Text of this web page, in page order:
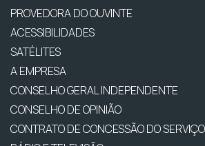
PROVEDORA DO OUVINTE
ACESSIBILIDADES
SATÉLITES
A EMPRESA
CONSELHO GERAL INDEPENDENTE
CONSELHO DE OPINIÃO
CONTRATO DE CONCESSÃO DO